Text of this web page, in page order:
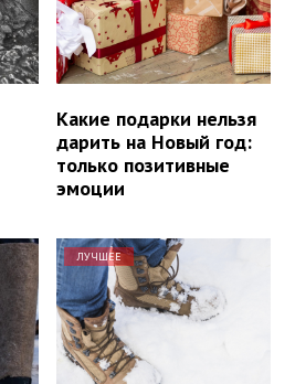
Какие подарки нельзя
дарить на Новый год:
только позитивные
эмоции
ЛУЧШЕЕ